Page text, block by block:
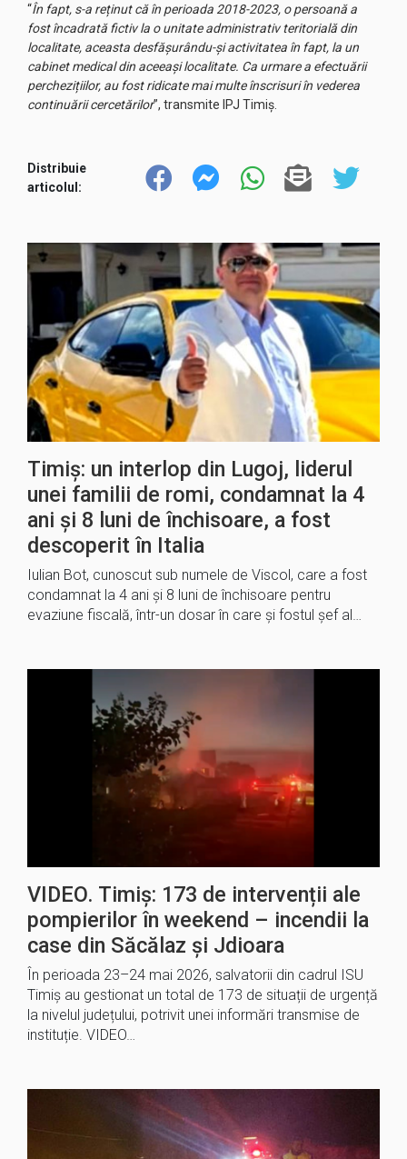
“În fapt, s-a reținut că în perioada 2018-2023, o persoană a
fost încadrată fictiv la o unitate administrativ teritorială din
localitate, aceasta desfășurându-și activitatea în fapt, la un
cabinet medical din aceeași localitate. Ca urmare a efectuării
perchezițiilor, au fost ridicate mai multe înscrisuri în vederea
continuării cercetărilor”, transmite IPJ Timiș.
Distribuie
articolul:
Timiș: un interlop din Lugoj, liderul
unei familii de romi, condamnat la 4
ani şi 8 luni de închisoare, a fost
descoperit în Italia
Iulian Bot, cunoscut sub numele de Viscol, care a fost
condamnat la 4 ani şi 8 luni de închisoare pentru
evaziune fiscală, într-un dosar în care şi fostul şef al…
VIDEO. Timiș: 173 de intervenții ale
pompierilor în weekend – incendii la
case din Săcălaz și Jdioara
În perioada 23–24 mai 2026, salvatorii din cadrul ISU
Timiș au gestionat un total de 173 de situații de urgență
la nivelul județului, potrivit unei informări transmise de
instituție. VIDEO…